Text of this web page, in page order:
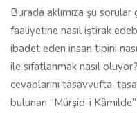
Burada aklımıza şu
faaliyetine nasıl iştirak
ibadet eden insan tipini
ile sıfatlanmak nasıl
cevaplarını tasavvufta,
bulunan “Mürşid-i